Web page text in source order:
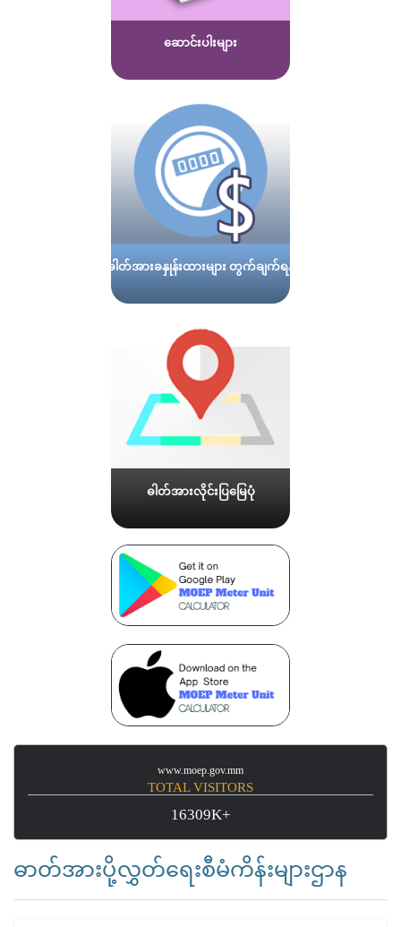
ဆောင်းပါးများ
ဓါတ်အားခနှုန်းထားများ တွက်ချက်ရန်
ဓါတ်အားလိုင်းပြမြေပုံ
www.moep.gov.mm
TOTAL VISITORS
16309K+
ဓာတ်အားပို့လွှတ်ရေးစီမံကိန်းများဌာန